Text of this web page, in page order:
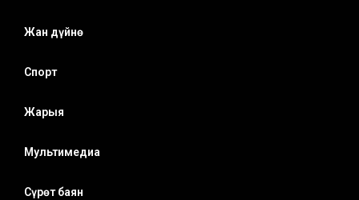
Жан дүйнө
Спорт
Жарыя
Мультимедиа
Сүрөт баян